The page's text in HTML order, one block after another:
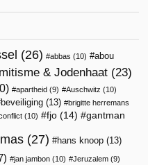
(26) abbas (10)
abou
& Jodenhaat (23)
apartheid (9) Auschwitz (10)
beveiliging (13)
brigitte herremans
(10) fjo (14) gantman
(27) hans knoop (13)
jan jambon (10) Jeruzalem (9)